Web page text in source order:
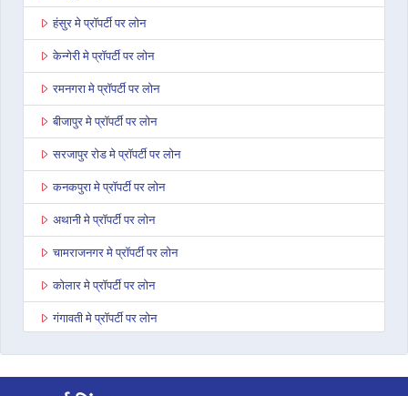
हंसुर मे प्रॉपर्टी पर लोन
केन्गेरी मे प्रॉपर्टी पर लोन
रमनगरा मे प्रॉपर्टी पर लोन
बीजापुर मे प्रॉपर्टी पर लोन
सरजापुर रोड मे प्रॉपर्टी पर लोन
कनकपुरा मे प्रॉपर्टी पर लोन
अथानी मे प्रॉपर्टी पर लोन
चामराजनगर मे प्रॉपर्टी पर लोन
कोलार मे प्रॉपर्टी पर लोन
गंगावती मे प्रॉपर्टी पर लोन